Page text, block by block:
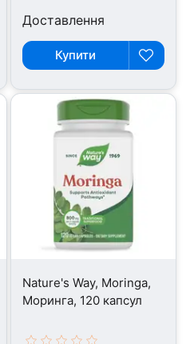
Доставлення
Купити
Nature's Way, Moringa,
Моринга, 120 капсул